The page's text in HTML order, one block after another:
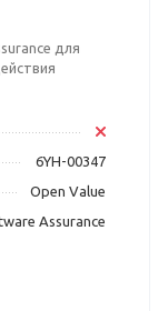
для
6YH-00347
Open Value
Assurance